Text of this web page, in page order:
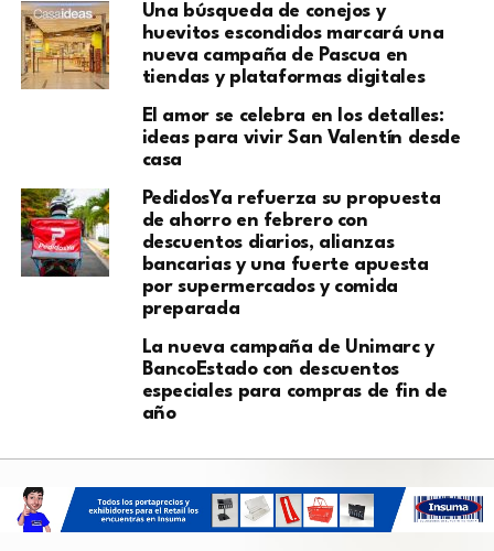
Una búsqueda de conejos y
huevitos escondidos marcará una
nueva campaña de Pascua en
tiendas y plataformas digitales
El amor se celebra en los detalles:
ideas para vivir San Valentín desde
casa
PedidosYa refuerza su propuesta
de ahorro en febrero con
descuentos diarios, alianzas
bancarias y una fuerte apuesta
por supermercados y comida
preparada
La nueva campaña de Unimarc y
BancoEstado con descuentos
especiales para compras de fin de
año